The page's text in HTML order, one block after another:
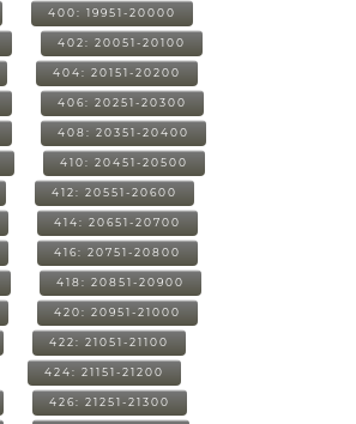
400: 19951-20000
402: 20051-20100
404: 20151-20200
406: 20251-20300
408: 20351-20400
410: 20451-20500
412: 20551-20600
414: 20651-20700
416: 20751-20800
418: 20851-20900
420: 20951-21000
422: 21051-21100
424: 21151-21200
426: 21251-21300